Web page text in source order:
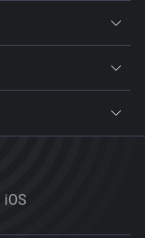
iOS